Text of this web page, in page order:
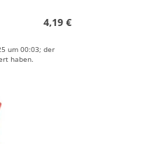
4,19 €
um 00:03; der
haben.